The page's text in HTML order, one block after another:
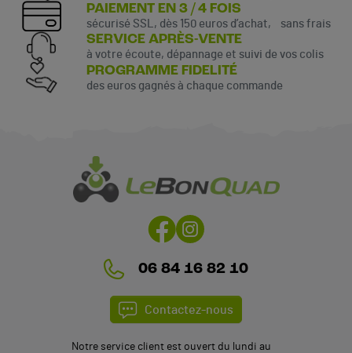
PAIEMENT EN 3 / 4 FOIS
sécurisé SSL, dès 150 euros d’achat, sans frais
SERVICE APRÈS-VENTE
à votre écoute, dépannage et suivi de vos colis
PROGRAMME FIDELITÉ
des euros gagnés à chaque commande
06 84 16 82 10
Contactez-nous
Notre service client est ouvert du lundi au